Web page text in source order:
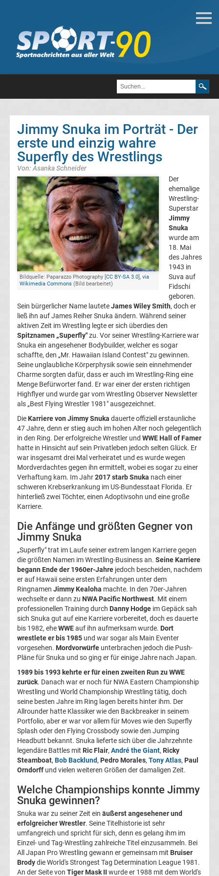
WWE
WWE
WWE
Wrestler
Liste
Top-
Aktuell
Bundesliga
Tabelle
Bundesliga
Ergebnisse
2.
Liga
Ergebnisse
3.
Liga
Ergebnisse
3.
Liga
Tabelle
Pokal
Ergebnisse
Champions
League
Champions
League
Ergebnisse
Europa
League
Tabelle
Europa
League
Jimmy Snuka im Porträt - Der
erste und einzig wahre
Superfly des Wrestlings
Von: Asanka Schneider
Bildquelle: Paparazzo Photography [CC BY-SA 3.0], via
Wikimedia Commons (Bild bearbeitet)
Der
ehemalige
Wrestling-
Superstar
Jimmy
Snuka
wurde am
18. Mai
des Jahres
1943 in
Suva auf
Fidschi
geboren.
Sein bürgerlicher Name lauteteJames Wiley Smith, doch er
ließ ihn auf James Reiher Snuka ändern. Während seiner
aktiven Zeit im Wrestling legte er sich überdies den
Spitznamen „Superfly"zu. Vor seiner Wrestling-Karriere war
Snuka ein angesehener Bodybuilder, welcher es sogar
schaffte, den „Mr. Hawaiian Island Contest" zu gewinnen.
Seine unglaubliche Körperphysik sowie sein einnehmender
Charme sorgten dafür, dass er auch im Wrestling-Ring eine
Menge Befürworter fand. Er war einer der ersten richtigen
Highflyer und wurde gar vom Wrestling Observer Newsletter
als „Best Flying Wrestler 1981" ausgezeichnet.
Die Karriere von Jimmy Snuka dauerte offiziell erstaunliche
47 Jahre, denn er stieg auch im hohen Alter noch gelegentlich
in den Ring. Der erfolgreiche Wrestler und WWE Hall of Famer
hatte in Hinsicht auf sein Privatleben jedoch selten Glück. Er
war insgesamt drei Mal verheiratet und es wurde wegen
Mordverdachtes gegen ihn ermittelt, wobei es sogar zu einer
Verhaftung kam. Im Jahr2017 starb Snuka nach einer
schweren Krebserkrankung im US-Bundesstaat Florida. Er
hinterließ zwei Töchter, einen Adoptivsohn und eine große
Karriere.
Die Anfänge und größten Gegner von
Jimmy Snuka
„Superfly" trat im Laufe seiner extrem langen Karriere gegen
die größten Namen im Wrestling-Business an. Seine Karriere
begann Ende der 1960er-Jahre jedoch bescheiden, nachdem
er auf Hawaii seine ersten Erfahrungen unter dem
Ringnamen Jimmy Kealoha machte. In den 70er-Jahren
wechselte er dann zu NWA Pacific Northwest. Mit einem
professionellen Training durch Danny Hodge im Gepäck sah
sich Snuka gut auf eine Karriere vorbereitet, doch es dauerte
bis 1982, eheWWEauf ihn aufmerksam wurde. Dort
wrestlete er bis 1985 und war sogar als Main Eventer
vorgesehen. Mordvorwürfe unterbrachen jedoch die Push-
Pläne für Snuka und so ging er für einige Jahre nach Japan.
1989 bis 1993 kehrte er für einen zweiten Run zu WWE
zurück. Danach war er noch für NWA Eastern Championship
Wrestling und World Championship Wrestling tätig, doch
seine besten Jahre im Ring lagen bereits hinter ihm. Der
Allrounder hatte Klassiker wie den Backbreaker in seinem
Portfolio, aber er war vor allem für Moves wie den Superfly
Splash oder den Flying Crossbody sowie den Jumping
Headbutt bekannt. Snuka lieferte sich über die Jahrzehnte
legendäre Battles mit Ric Flair, André the Giant, Ricky
Steamboat, Bob Backlund, Pedro Morales, Tony Atlas, Paul
Orndorff und vielen weiteren Größen der damaligen Zeit.
Welche Championships konnte Jimmy
Snuka gewinnen?
Snuka war zu seiner Zeit ein äußerst angesehener und
erfolgreicher Wrestler. Seine Titelhistorie ist sehr
umfangreich und spricht für sich, denn es gelang ihm im
Einzel- und Tag-Wrestling zahlreiche Titel einzusammeln. Bei
All Japan Pro Wrestling gewann er gemeinsam mit Bruiser
Brodydie World's Strongest Tag Determination League 1981.
An der Seite von Tiger Mask II wurde er 1988 mit dem World's